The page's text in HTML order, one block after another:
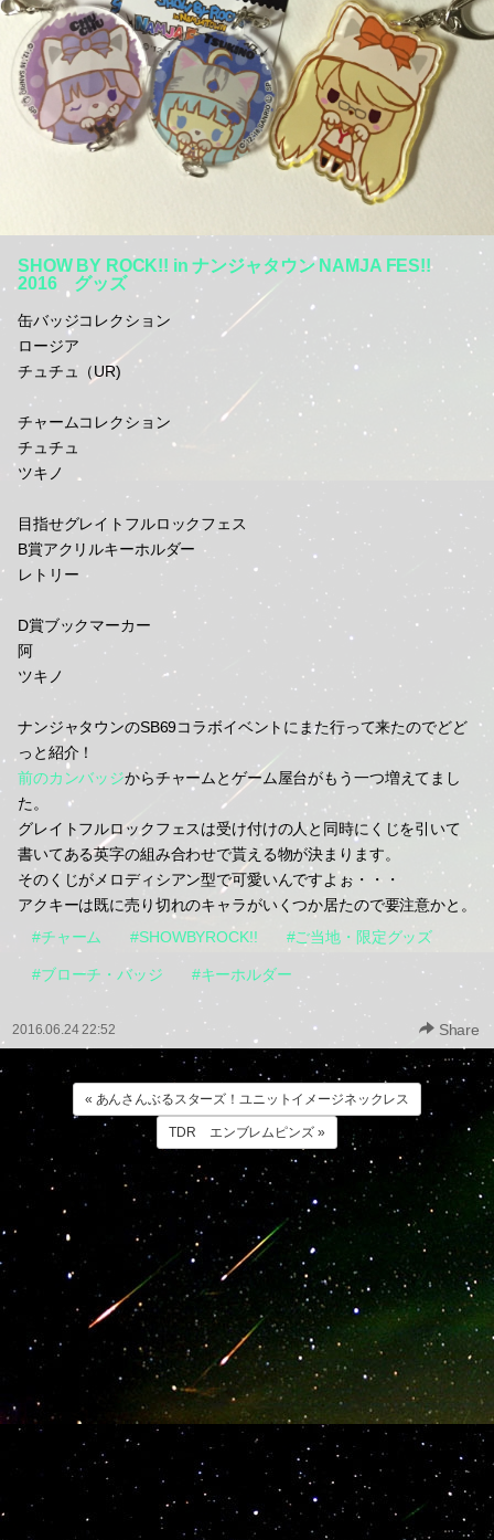
SHOW BY ROCK!! in ナンジャタウン NAMJA FES!!
2016 グッズ
缶バッジコレクション
ロージア
チュチュ（UR)
チャームコレクション
チュチュ
ツキノ
目指せグレイトフルロックフェス
B賞アクリルキーホルダー
レトリー
D賞ブックマーカー
阿
ツキノ
ナンジャタウンのSB69コラボイベントにまた行って来たのでどど
っと紹介！
前のカンバッジからチャームとゲーム屋台がもう一つ増えてまし
た。
グレイトフルロックフェスは受け付けの人と同時にくじを引いて
書いてある英字の組み合わせで貰える物が決まります。
そのくじがメロディシアン型で可愛いんですよぉ・・・
アクキーは既に売り切れのキャラがいくつか居たので要注意かと。
#チャーム
#SHOWBYROCK!! #ご当地・限定グッズ
#ブローチ・バッジ #キーホルダー
2016.06.24 22:52 Share
« あんさんぶるスターズ！ユニットイメージネックレス
TDR エンブレムピンズ »